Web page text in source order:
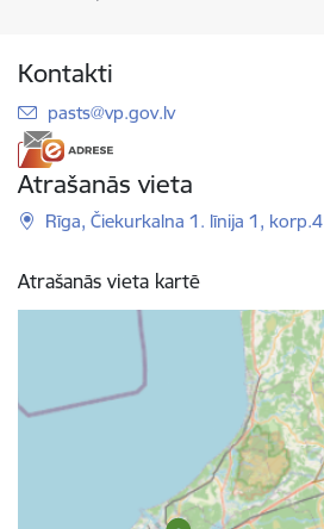
Kontakti
E-pasts:
pasts@vp.gov.lv
Atrašanās vieta
Rīga, Čiekurkalna 1. līnija 1, korp.4
Atrašanās vieta kartē